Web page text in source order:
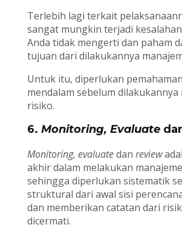
Terlebih lagi terkait
sangat mungkin terjadi
Anda tidak mengerti dan paham
tujuan dari dilakukannya
Untuk itu, diperlukan
mendalam sebelum dilakukannya
risiko.
6. Monitoring, Evaluate
Monitoring, evaluatedan review
akhir dalam melakukan
sehingga diperlukan sistematik
struktural dari awal sisi
dan memberikan catatan dari
dicermati.